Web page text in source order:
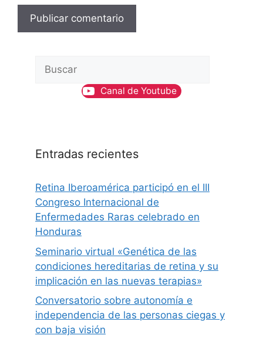
Canal de Youtube
Entradas recientes
Retina Iberoamérica participó en el III
Congreso Internacional de
Enfermedades Raras celebrado en
Honduras
Seminario virtual «Genética de las
condiciones hereditarias de retina y su
implicación en las nuevas terapias»
Conversatorio sobre autonomía e
independencia de las personas ciegas y
con baja visión